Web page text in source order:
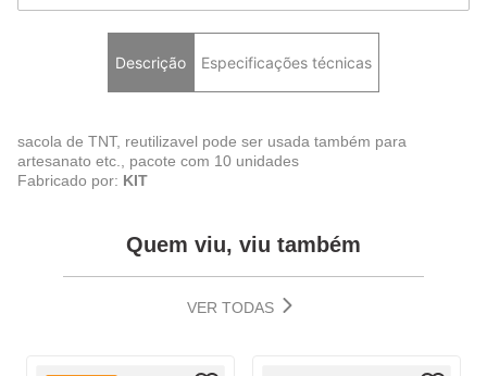
Descrição Especificações técnicas
sacola de TNT, reutilizavel pode ser usada também para
artesanato etc., pacote com 10 unidades
Fabricado por: KIT
Quem viu, viu também
VER TODAS